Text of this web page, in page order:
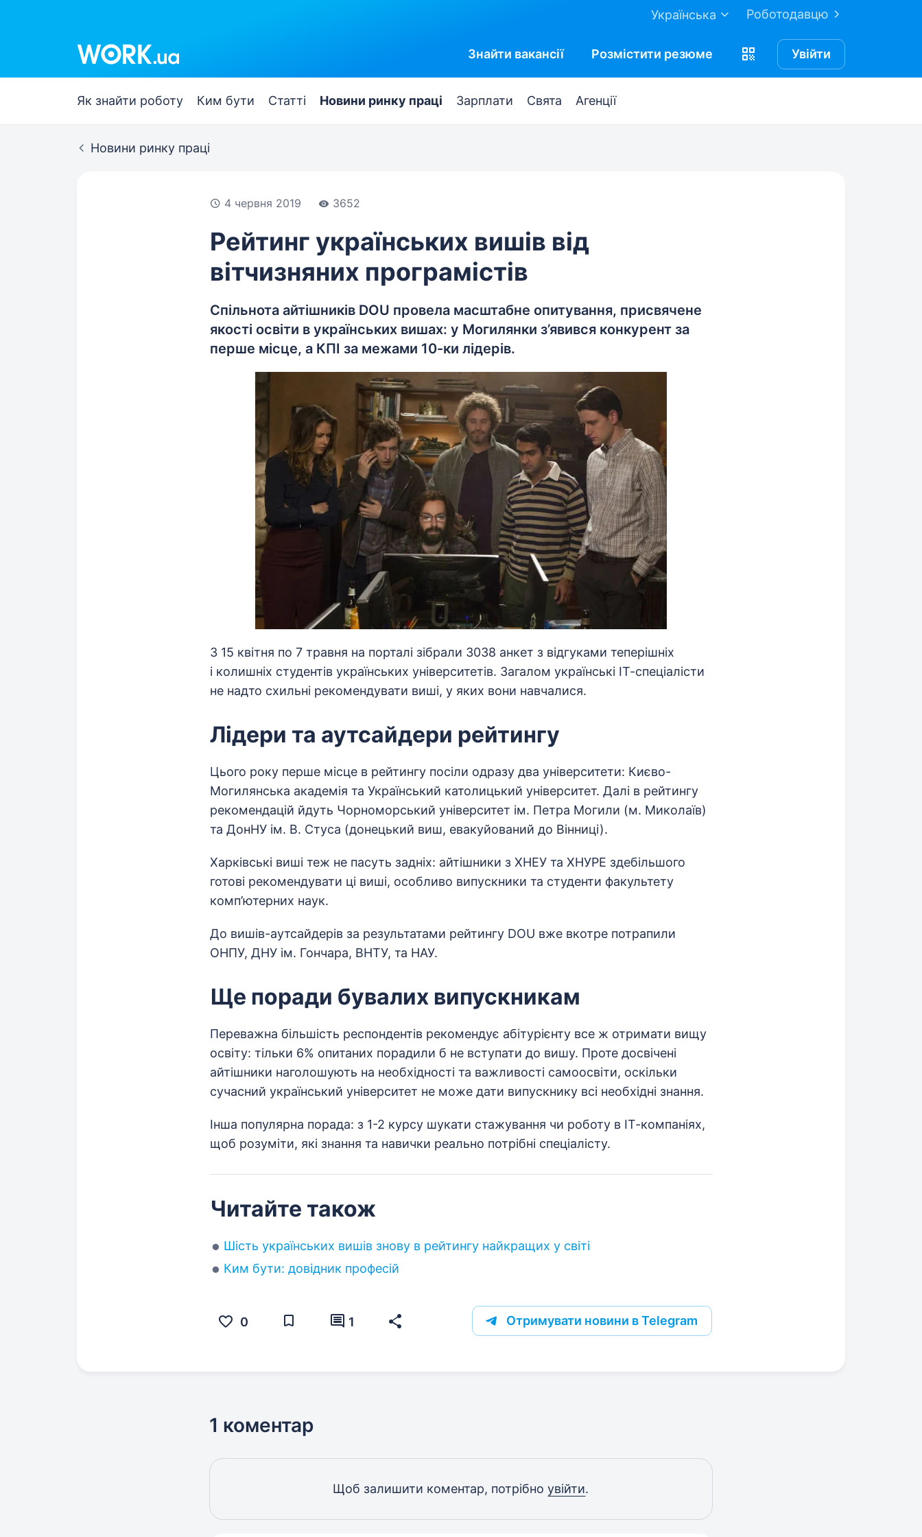
Роботодавцю
Українська
Знайти вакансії Розмістити резюме Увійти
Як знайти роботу Ким бути Статті Новини ринку праці Зарплати Свята Агенції
Новини ринку праці
4 червня 2019 3652
Рейтинг українських вишів від
вітчизняних програмістів
Спільнота айтішників DOU провела масштабне опитування, присвячене
якості освіти в українських вишах: у Могилянки з’явився конкурент за
перше місце, а КПІ за межами 10-ки лідерів.
З 15 квітня по 7 травня на порталі зібрали 3038 анкет з відгуками теперішніх
і колишніх студентів українських університетів. Загалом українські ІТ-спеціалісти
не надто схильні рекомендувати виші, у яких вони навчалися.
Лідери та аутсайдери рейтингу
Цього року перше місце в рейтингу посіли одразу два університети: Києво-
Могилянська академія та Український католицький університет. Далі в рейтингу
рекомендацій йдуть Чорноморський університет ім. Петра Могили (м. Миколаїв)
та ДонНУ ім. В. Стуса (донецький виш, евакуйований до Вінниці).
Харківські виші теж не пасуть задніх: айтішники з ХНЕУ та ХНУРЕ здебільшого
готові рекомендувати ці виші, особливо випускники та студенти факультету
комп’ютерних наук.
До вишів-аутсайдерів за результатами рейтингу DOU вже вкотре потрапили
ОНПУ, ДНУ ім. Гончара, ВНТУ, та НАУ.
Ще поради бувалих випускникам
Переважна більшість респондентів рекомендує абітурієнту все ж отримати вищу
освіту: тільки 6% опитаних порадили б не вступати до вишу. Проте досвічені
айтішники наголошують на необхідності та важливості самоосвіти, оскільки
сучасний український університет не може дати випускнику всі необхідні знання.
Інша популярна порада: з 1-2 курсу шукати стажування чи роботу в ІТ-компаніях,
щоб розуміти, які знання та навички реально потрібні спеціалісту.
Читайте також
Шість українських вишів знову в рейтингу найкращих у світі
Ким бути: довідник професій
0 1 Отримувати новини в Telegram
1 коментар
Щоб залишити коментар, потрібноувійти.